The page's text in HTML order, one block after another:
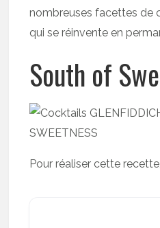
nombreuses facettes de
qui se réinvente en
South of
Pour réaliser cette